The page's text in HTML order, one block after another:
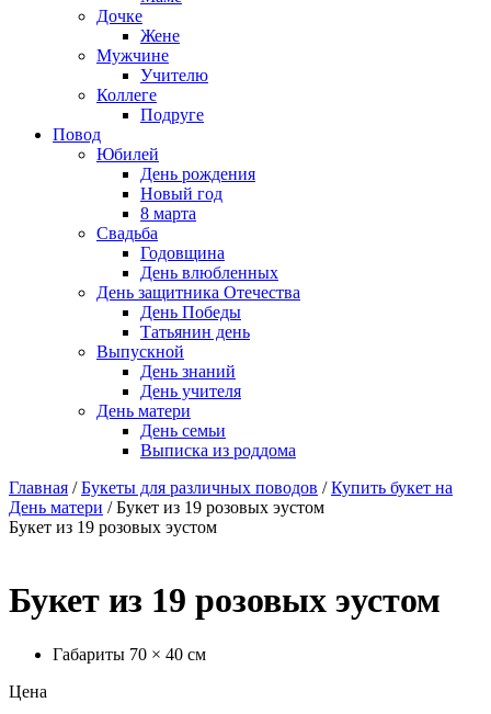
Дочке
Жене
Мужчине
Учителю
Коллеге
Подруге
Повод
Юбилей
День рождения
Новый год
8 марта
Свадьба
Годовщина
День влюбленных
День защитника Отечества
День Победы
Татьянин день
Выпускной
День знаний
День учителя
День матери
День семьи
Выписка из роддома
Главная /Букеты для различных поводов /Купить букет на
День матери /Букет из 19 розовых эустом
Букет из 19 розовых эустом
Букет из 19 розовых эустом
Габариты 70 × 40 см
Цена